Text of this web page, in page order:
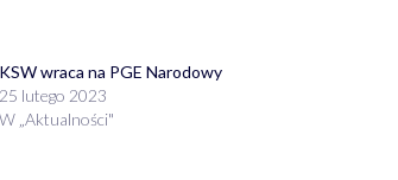
KSW wraca na PGE Narodowy
25 lutego 2023
W „Aktualności"